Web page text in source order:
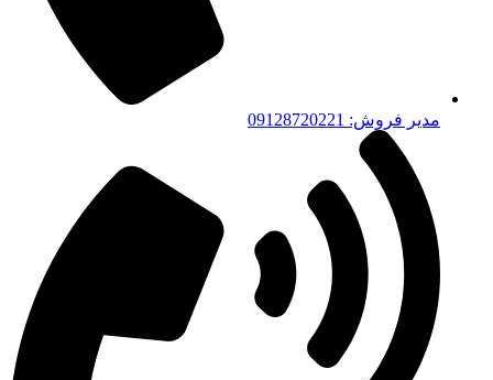
مدیر فروش: 09128720221